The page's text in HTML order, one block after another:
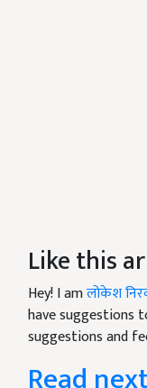
Like this
Hey! I amलोकेश
have suggestions
suggestions and